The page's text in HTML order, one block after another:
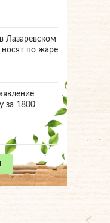
Лазаревском
по жаре
за 1800